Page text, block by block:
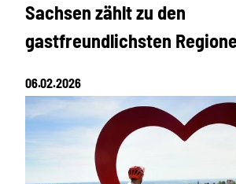
Sachsen zählt zu den
gastfreundlichsten
06.02.2026